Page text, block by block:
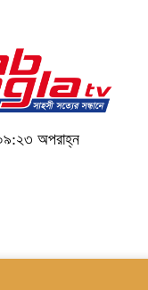
অপরাহ্ন